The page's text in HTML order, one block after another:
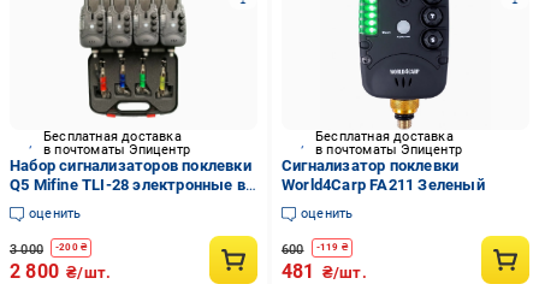
Бесплатная доставка
в почтоматы Эпицентр
Набор сигнализаторов поклевки
Q5 Mifine TLI-28 электронные в
кейсе 4/4 шт. (2087739414)
оценить
3 000 -200₴
2 800 ₴/шт.
Бесплатная доставка
в почтоматы Эпицентр
Сигнализатор поклевки
World4Carp FA211 Зеленый
оценить
600 -119 ₴
481 ₴/шт.